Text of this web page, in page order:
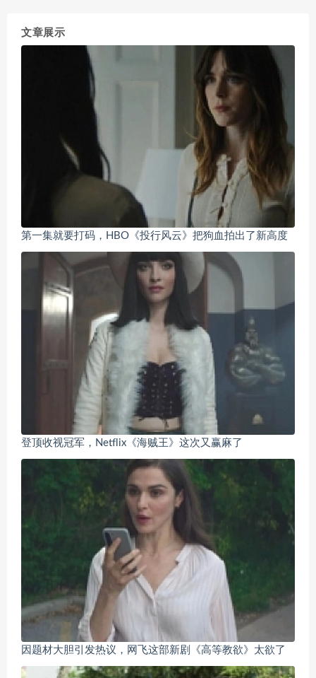
文章展示
第一集就要打码，HBO《投行风云》把狗血拍出了新高度
登顶收视冠军，Netflix《海贼王》这次又赢麻了
因题材大胆引发热议，网飞这部新剧《高等教欲》太欲了